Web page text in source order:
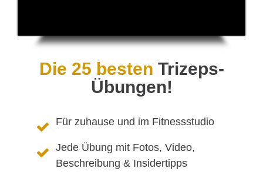
Die 25 besten Trizeps-
Übungen!
Für zuhause und im Fitnessstudio
Jede Übung mit Fotos, Video,
Beschreibung & Insidertipps